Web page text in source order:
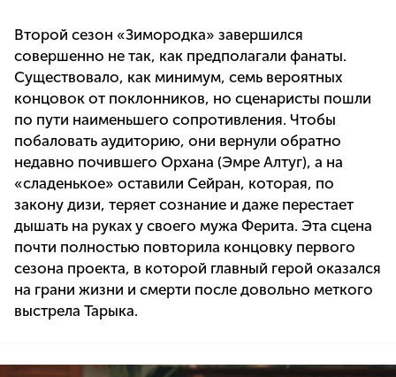
Второй сезон «Зимородка» завершился
совершенно не так, как предполагали фанаты.
Существовало, как минимум, семь вероятных
концовок от поклонников, но сценаристы пошли
по пути наименьшего сопротивления. Чтобы
побаловать аудиторию, они вернули обратно
недавно почившего Орхана (Эмре Алтуг), а на
«сладенькое» оставили Сейран, которая, по
закону дизи, теряет сознание и даже перестает
дышать на руках у своего мужа Ферита. Эта сцена
почти полностью повторила концовку первого
сезона проекта, в которой главный герой оказался
на грани жизни и смерти после довольно меткого
выстрела Тарыка.